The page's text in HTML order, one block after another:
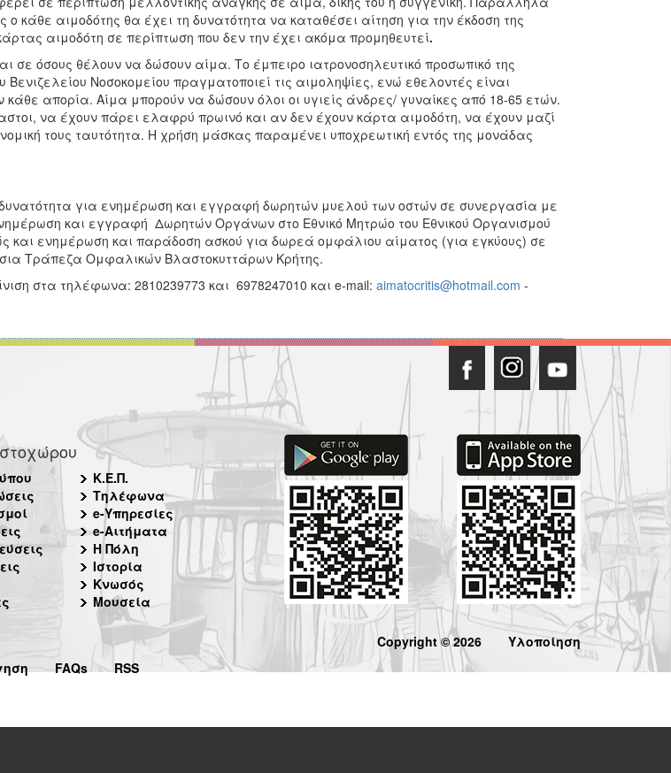
ο κάθε αιμοδότης θα έχει τη δυνατότητα να καταθέσει αίτηση για την έκδοση της
αιμοδότη σε περίπτωση που δεν την έχει ακόμα προμηθευτεί.
σε όσους θέλουν να δώσουν αίμα. Το έμπειρο ιατρονοσηλευτικό προσωπικό της
Βενιζελείου Νοσοκομείου πραγματοποιεί τις αιμοληψίες, ενώ εθελοντές είναι
απορία. Αίμα μπορούν να δώσουν όλοι οι υγιείς άνδρες/ γυναίκες από 18-65 ετών.
να έχουν πάρει ελαφρύ πρωινό και αν δεν έχουν κάρτα αιμοδότη, να έχουν μαζί
τους ταυτότητα. Η χρήση μάσκας παραμένει υποχρεωτική εντός της μονάδας
για ενημέρωση και εγγραφή δωρητών μυελού των οστών σε συνεργασία με
και εγγραφή Δωρητών Οργάνων στο Εθνικό Μητρώο του Εθνικού Οργανισμού
ενημέρωση και παράδοση ασκού για δωρεά ομφάλιου αίματος (για εγκύους) σε
Τράπεζα Ομφαλικών Βλαστοκυττάρων Κρήτης.
στα τηλέφωνα: 2810239773 και 6978247010 και e-mail: aimatocritis@hotmail.com -
Κ.Ε.Π.
Τηλέφωνα
e-Υπηρεσίες
e-Αιτήματα
Η Πόλη
Ιστορία
Κνωσός
Μουσεία
FAQs RSS
Copyright © 2026 Υλοποίηση